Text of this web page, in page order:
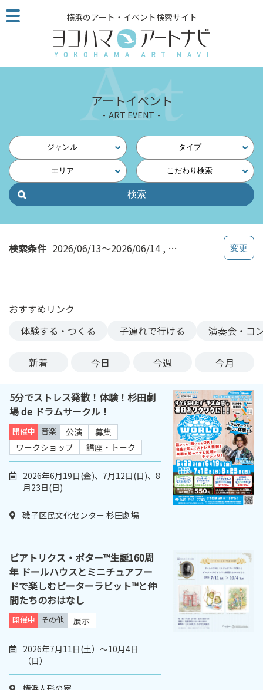
こ
の
ジ
読
他
ペ
の
横浜のアート・イベント検索サイト
アートイベント
ART EVENT
ジャンル タイプ
エリア こだわり検索
検索条件 2026/06/13～2026/06/14 料金割引あり
おすすめリンク
体験する・つくる
子連れで行ける 演奏会・コ
新着 今日 今週 今月
5分でストレス発散！体験！杉田劇
場 de ドラムサークル！
開催中 音楽 公演
募集
ワークショップ
講座・トーク
2026年6月19日(金)、7月12日(日)、8
月23日(日)
磯子区民文化センター 杉田劇場
ビアトリクス・ポター™生誕160周
年 ドールハウスとミニチュアフー
ドで楽しむピーターラビット™と仲
間たちのおはなし
開催中 その他 展示
2026年7月11日(土）～10月4日
（日）